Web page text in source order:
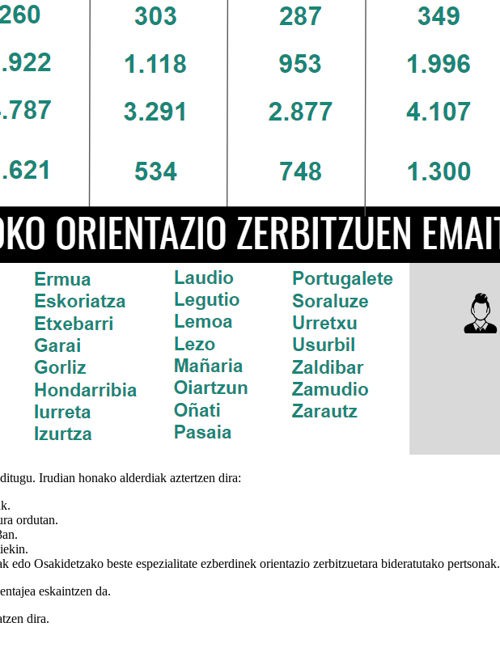
Irudian honako alderdiak aztertzen dira:
ordutan.
edo Osakidetzako beste espezialitate ezberdinek orientazio zerbitzuetara bideratutako pertsonak.
eskaintzen da.
dira.